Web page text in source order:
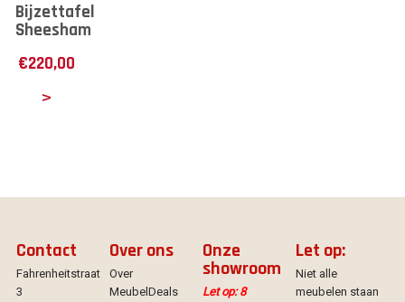
Bijzettafel
Sheesham
€220,00
Contact
Fahrenheitstraat
3
Over ons
Over
MeubelDeals
Onze
showroom
Let op: 8
Let op:
Niet alle
meubelen staan